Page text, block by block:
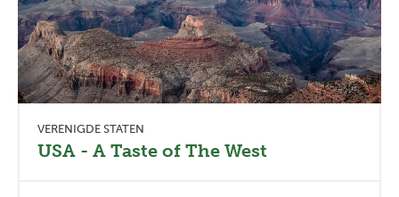
VERENIGDE STATEN
USA - A Taste of The West